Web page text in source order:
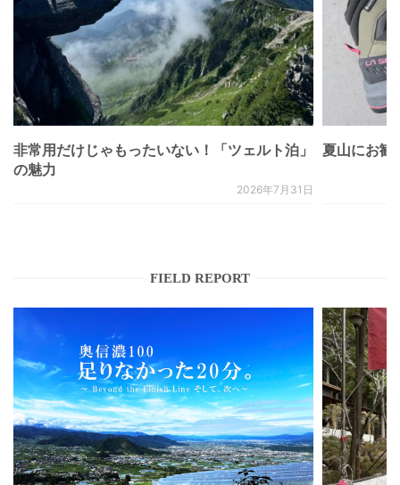
非常用だけじゃもったいない！「ツェルト泊」
の魅力
2026年7月31日
夏山にお
FIELD REPORT